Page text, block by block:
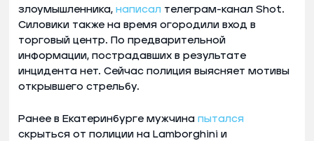
злоумышленника, написал телеграм-канал Shot.
Силовики также на время огородили вход в
торговый центр. По предварительной
информации, пострадавших в результате
инцидента нет. Сейчас полиция выясняет мотивы
открывшего стрельбу.
Ранее в Екатеринбурге мужчина пытался
скрыться от полиции на Lamborghini и